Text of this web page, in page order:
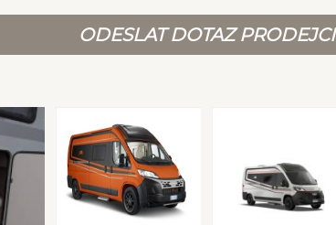
ODESLAT DOTAZ PRODEJCI